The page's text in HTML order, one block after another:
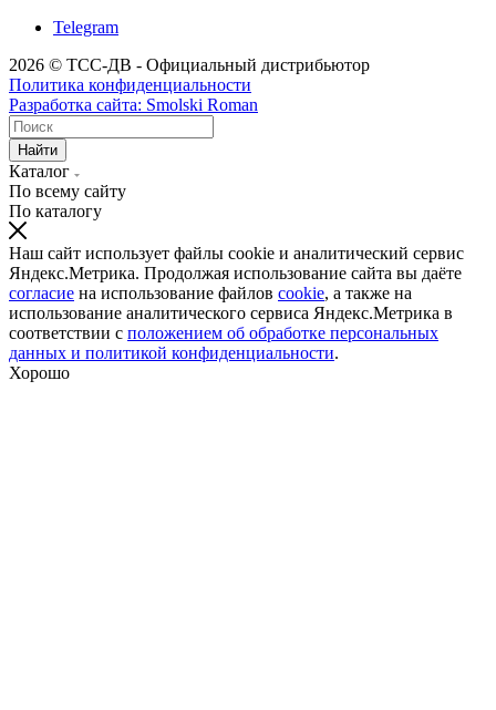
Telegram
2026 © ТСС-ДВ - Официальный дистрибьютор
Политика конфиденциальности
Разработка сайта: Smolski Roman
Найти
Каталог
По всему сайту
По каталогу
Наш сайт использует файлы cookie и аналитический сервис
Яндекс.Метрика. Продолжая использование сайта вы даёте
согласие на использование файлов cookie, а также на
использование аналитического сервиса Яндекс.Метрика в
соответствии с положением об обработке персональных
данных и политикой конфиденциальности.
Хорошо